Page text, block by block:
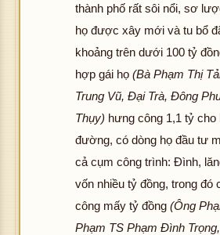
thành phố rất sôi nổi, sơ
họ được xây mới và tu bổ
khoảng trên dưới 100 tỷ
hợp gái họ(Bà Phạm Thị
Trung Vũ, Đại Trà, Đông
Thụy) hưng công 1,1 tỷ
đường, có dòng họ đầu tư
cả cụm công trình: Đình,
vốn nhiều tỷ đồng, trong đó
công mấy tỷ đồng(Ông
Phạm TS Phạm Đình